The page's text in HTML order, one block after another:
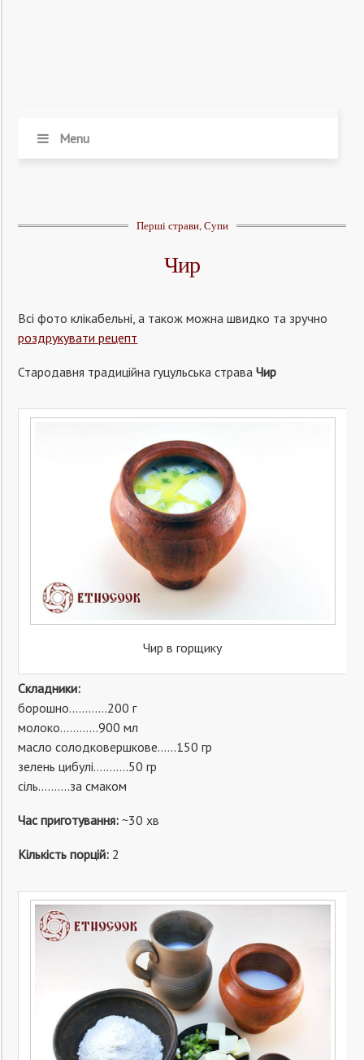
Menu
Перші страви,Супи
Чир
Всі фото клікабельні, а також можна швидко та зручно
роздрукувати рецепт
Стародавня традиційна гуцульська страваЧир
Чир в горщику
Складники:
борошно…………200 г
молоко…………900 мл
масло солодковершкове……150 гр
зелень цибулі………..50 гр
сіль……….за смаком
Час приготування: ~30 хв
Кількість порцій: 2